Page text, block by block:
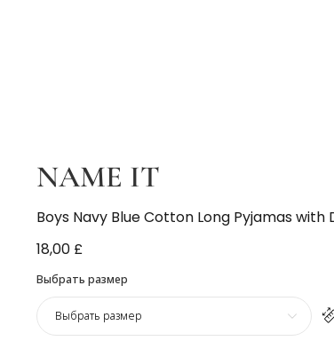
NAME IT
Boys Navy Blue Cotton Long Pyjamas with
18,00 £
Выбрать размер
Выбрать размер